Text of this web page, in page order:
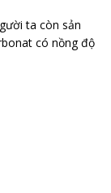
ta còn sản
có nồng độ